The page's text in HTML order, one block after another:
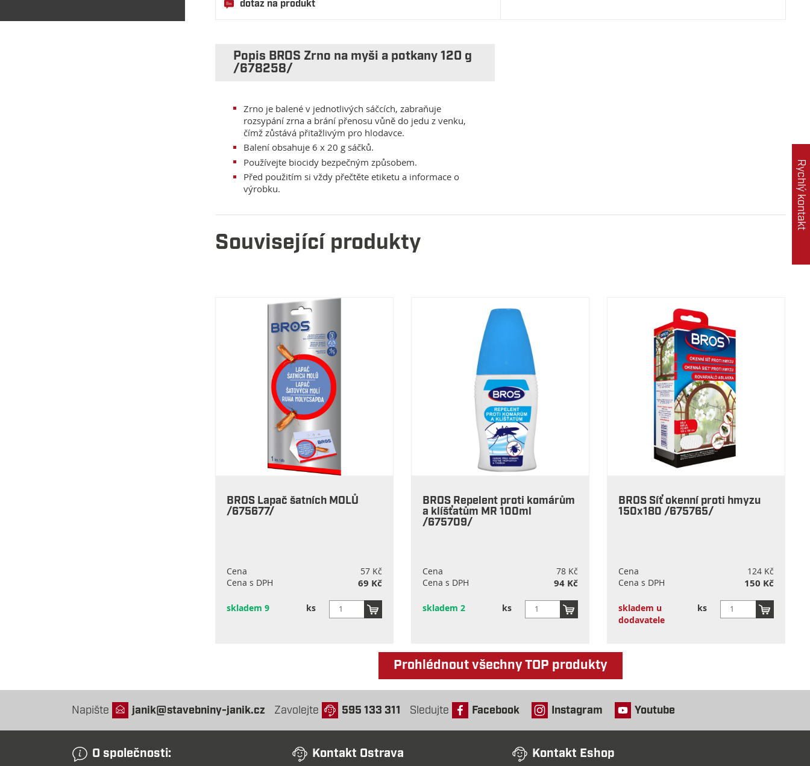
dotaz na produkt
Popis BROS Zrno na myši a potkany 120 g
/678258/
Zrno je balené v jednotlivých sáčcích, zabraňuje
rozsypání zrna a brání přenosu vůně do jedu z venku,
čímž zůstává přitažlivým pro hlodavce.
Balení obsahuje 6 x 20 g sáčků.
Používejte biocidy bezpečným způsobem.
Před použitím si vždy přečtěte etiketu a informace o
výrobku.
Související produkty
BROS Lapač šatních MOLŮ
/675677/
Cena
57 Kč
Cena s DPH
69 Kč
skladem 9 ks
BROS Repelent proti komárům
a klíšťatům MR 100ml
/675709/
Cena
78 Kč
Cena s DPH
94 Kč
skladem 2 ks
BROS Síť okenní proti hmyzu
150x180 /675765/
Cena
124 Kč
Cena s DPH
150 Kč
skladem u
dodavatele
ks
Prohlédnout všechny TOP produkty
Napište janik@stavebniny-janik.cz Zavolejte 595 133 311 Sledujte Facebook Instagram Youtube
O společnosti: Kontakt Ostrava Kontakt Eshop
Rychlý kontakt